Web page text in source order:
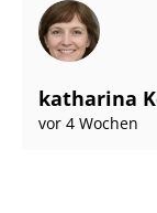
katharina
vor 4 Wochen